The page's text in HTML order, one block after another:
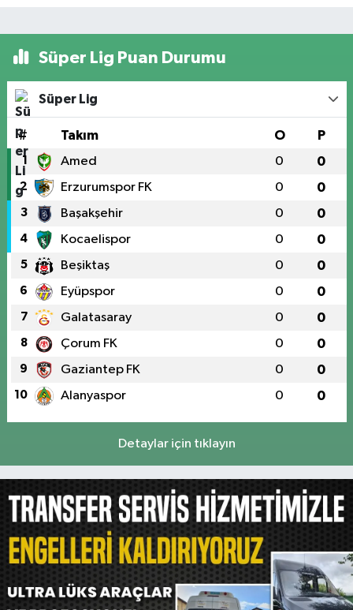
Süper Lig Puan Durumu
Süper Lig
# Takım O P
1 Amed 0 0
2 Erzurumspor FK 0 0
3 Başakşehir 0 0
4 Kocaelispor 0 0
5 Beşiktaş 0 0
6 Eyüpspor 0 0
7 Galatasaray 0 0
8 Çorum FK 0 0
9 Gaziantep FK 0 0
10 Alanyaspor 0 0
Detaylar için tıklayın